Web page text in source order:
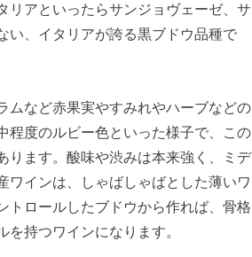
リアといったらサンジョヴェーゼ、サ
い、イタリアが誇る黒ブドウ品種で
ムなど赤果実やすみれやハーブなどの
程度のルビー色といった様子で、この
ります。酸味や渋みは本来強く、ミデ
ワインは、しゃばしゃばとした薄いワ
ロールしたブドウから作れば、骨格
持つワインになります。